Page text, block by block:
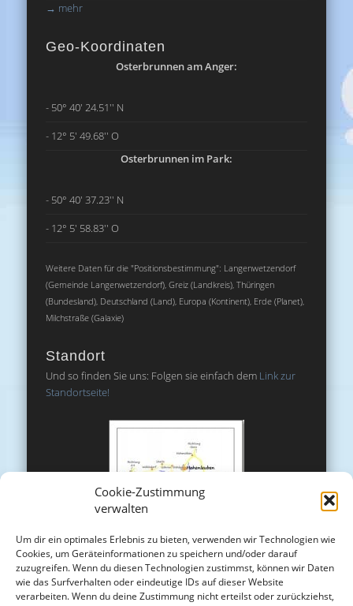
Cookie-Zustimmung
verwalten
Um dir ein optimales Erlebnis zu bieten, verwenden wir Technologien wie
Cookies, um Geräteinformationen zu speichern und/oder darauf
zuzugreifen. Wenn du diesen Technologien zustimmst, können wir Daten
wie das Surfverhalten oder eindeutige IDs auf dieser Website
verarbeiten. Wenn du deine Zustimmung nicht erteilst oder zurückziehst,
→ mehr
Geo-Koordinaten
Osterbrunnen am Anger:
- 50° 40' 24.51'' N
- 12° 5' 49.68'' O
Osterbrunnen im Park:
- 50° 40' 37.23'' N
- 12° 5' 58.83'' O
Weitere Daten für die "Positionsbestimmung": Langenwetzendorf
(Gemeinde Langenwetzendorf), Greiz (Landkreis), Thüringen
(Bundesland), Deutschland (Land), Europa (Kontinent), Erde (Planet),
Milchstraße (Galaxie)
Standort
Und so finden Sie uns: Folgen sie einfach dem Link zur
Standortseite!